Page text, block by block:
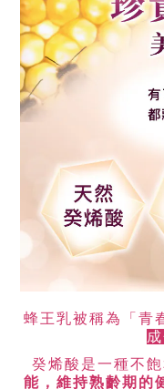
蜂王乳被稱為「青
癸烯酸是一種不
能，維持熟齡期的